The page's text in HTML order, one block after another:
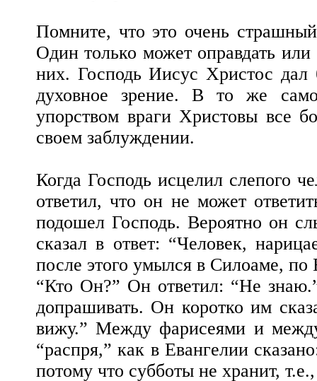
Помните, что это очень
Один только может оправдать
них. Господь Иисус Христос
духовное зрение. В то же
упорством враги Христовы все
своем заблуждении.
Когда Господь исцелил слепого
ответил, что он не может
подошел Господь. Вероятно он
сказал в ответ: “Человек,
после этого умылся в Силоаме,
“Кто Он?” Он ответил: “Не
допрашивать. Он коротко им
вижу.” Между фарисеями и
“распря,” как в Евангелии
потому что субботы не хранит,